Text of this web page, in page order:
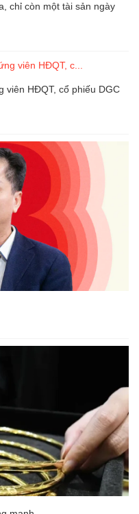
chỉ còn một tài sản ngày
viên HĐQT, cổ phiếu DGC